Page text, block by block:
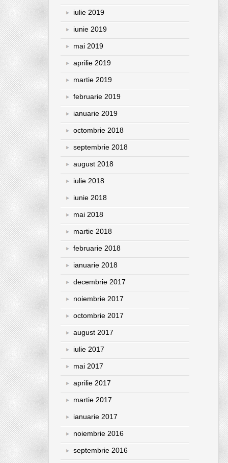
iulie 2019
iunie 2019
mai 2019
aprilie 2019
martie 2019
februarie 2019
ianuarie 2019
octombrie 2018
septembrie 2018
august 2018
iulie 2018
iunie 2018
mai 2018
martie 2018
februarie 2018
ianuarie 2018
decembrie 2017
noiembrie 2017
octombrie 2017
august 2017
iulie 2017
mai 2017
aprilie 2017
martie 2017
ianuarie 2017
noiembrie 2016
septembrie 2016